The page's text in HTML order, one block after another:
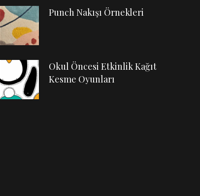
Punch Nakışı Örnekleri
Okul Öncesi Etkinlik Kağıt
Kesme Oyunları